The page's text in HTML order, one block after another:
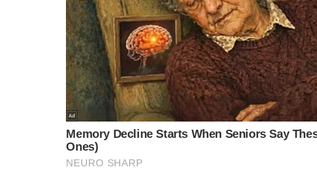
Porque tiraram a mulher com mais tempo de tela
— Orrico Delgado (@orricodelgado)March 26, 2025
quem perdeu foi o bbb com a saída da aline
— ex bi (@sucodemaracujas)March 26, 2025
BBB25